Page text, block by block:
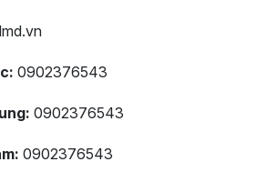
0902376543
0902376543
0902376543